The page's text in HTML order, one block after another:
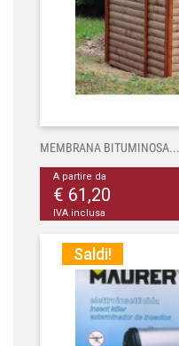
MEMBRANA BITUMINOSA...
A partire da
€ 61,20
IVA inclusa
Saldi!